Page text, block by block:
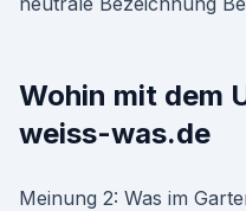
Wohin mit dem
weiss-was.de
Meinung 2: Was im